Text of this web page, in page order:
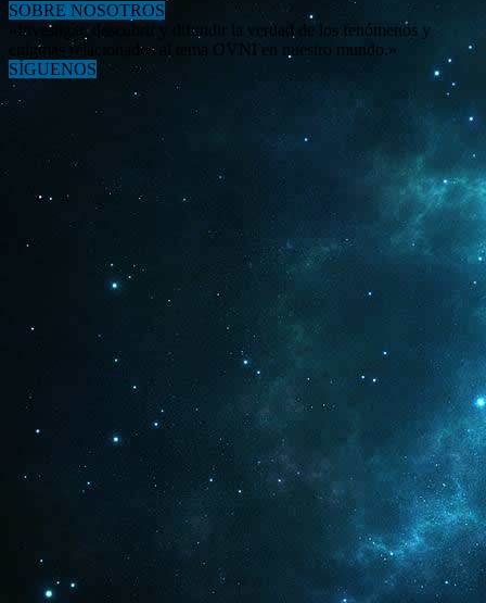
SOBRE NOSOTROS
«Investigar, descubrir y difundir la verdad de los fenómenos y
enigmas relacionados al tema OVNI en nuestro mundo.»
SÍGUENOS